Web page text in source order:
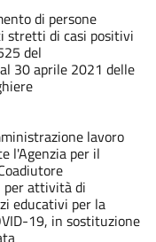
di persone
stretti di casi positivi
del
30 aprile 2021 delle
lavoro
l'Agenzia per il
per attività di
educativi per la
19, in sostituzione